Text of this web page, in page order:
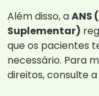
Além disso, aANS
Suplementar)
que os pacientes
necessário. Para
direitos, consulte a